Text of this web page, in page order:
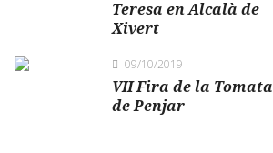
Teresa en Alcalà de
Xivert
09/10/2019
VII Fira de la Tomata
de Penjar